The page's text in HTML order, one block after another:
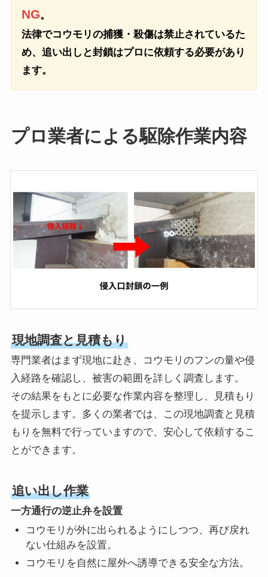
NG。
法律でコウモリの捕獲・殺傷は禁止されているた
め、追い出しと封鎖はプロに依頼する必要があり
ます。
プロ業者による駆除作業内容
現地調査と見積もり
専門業者はまず現地に赴き、コウモリのフンの量や侵
入経路を確認し、被害の範囲を詳しく調査します。
その結果をもとに必要な作業内容を整理し、見積もり
を提示します。多くの業者では、この現地調査と見積
もりを無料で行っていますので、安心して依頼するこ
とができます。
追い出し作業
一方通行の逆止弁を設置
コウモリが外に出られるようにしつつ、再び戻れ
ない仕組みを設置。
コウモリを自然に屋外へ誘導できる安全な方法。